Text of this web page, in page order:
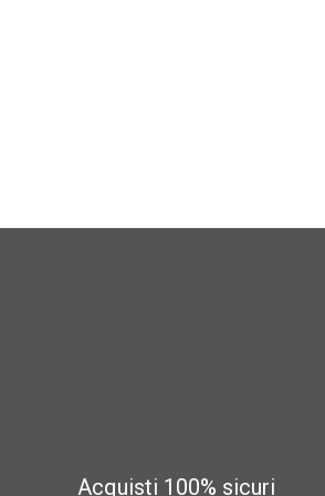
Acquisti 100% sicuri